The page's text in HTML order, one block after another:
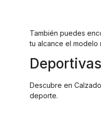
También puedes
tu alcance el modelo
Descubre en
deporte.